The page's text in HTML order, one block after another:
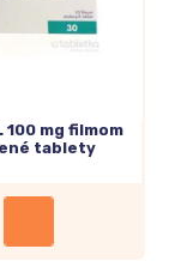
100 mg filmom
tablety